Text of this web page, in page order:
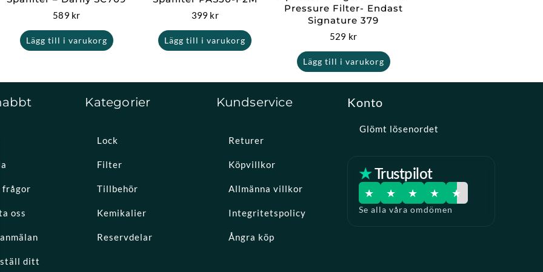
589 kr
Lägg till i varukorg
399 kr
Lägg till i varukorg
Pressure Filter- Endast
Signature 379
529 kr
Lägg till i varukorg
frågor
oss
ditt
Kategorier
Lock
Filter
Tillbehör
Kemikalier
Reservdelar
Kundservice
Returer
Köpvillkor
Allmänna villkor
Integritetspolicy
Ångra köp
Konto
Glömt lösenordet
★ Trustpilot
★ ★ ★ ★ ★
Se alla våra omdömen